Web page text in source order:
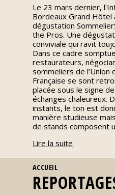
Notes
de
dégustation
Sommelleries
Le
magazine
la
Le 23 mars dernier,
Bordeaux Grand Hôtel
dégustation
the Pros. Une
conviviale qui ravit
Dans ce cadre
restaurateurs,
sommeliers de l’Union
Française se sont
placée sous le signe
échanges chaleureux.
instants, le ton est
manière studieuse
de stands composent
Lire la suite
VOUS ÊTES ICI
ACCUEIL